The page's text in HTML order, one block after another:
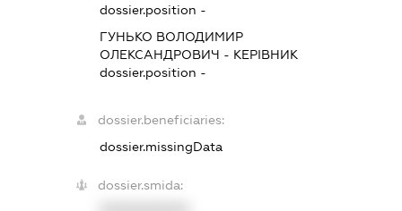
dossier.position -
ГУНЬКО ВОЛОДИМИР
ОЛЕКСАНДРОВИЧ - КЕРІВНИК
dossier.position -
dossier.beneficiaries:
dossier.missingData
dossier.smida: